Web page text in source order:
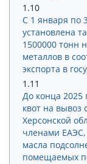
1.10
С 1 января по
установлена
1500000 тонн
металлов в
экспорта в
1.11
До конца 2025
квот на вывоз
Херсонской
членами
масла
помещаемых